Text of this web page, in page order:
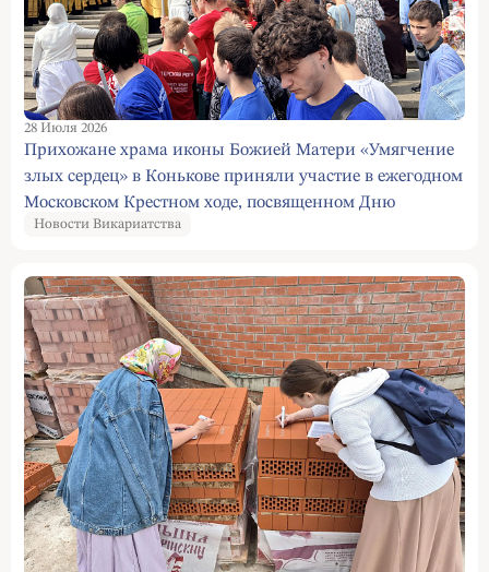
28 Июля 2026
Прихожане храма иконы Божией Матери «Умягчение
злых сердец» в Конькове приняли участие в ежегодном
Московском Крестном ходе, посвященном Дню
Крещения Руси
Новости Викариатства